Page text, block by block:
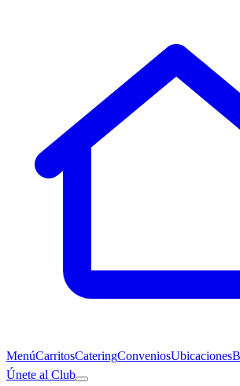
MenúCarritosCateringConveniosUbicaciones
Únete al Club